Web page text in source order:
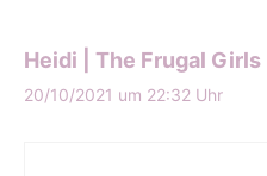
Heidi | The Frugal Girls
20/10/2021 um 22:32 Uhr